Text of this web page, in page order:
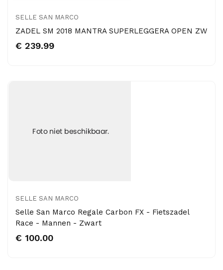
SELLE SAN MARCO
ZADEL SM 2018 MANTRA SUPERLEGGERA OPEN ZW
€ 239.99
SELLE SAN MARCO
Selle San Marco Regale Carbon FX - Fietszadel
Race - Mannen - Zwart
€ 100.00